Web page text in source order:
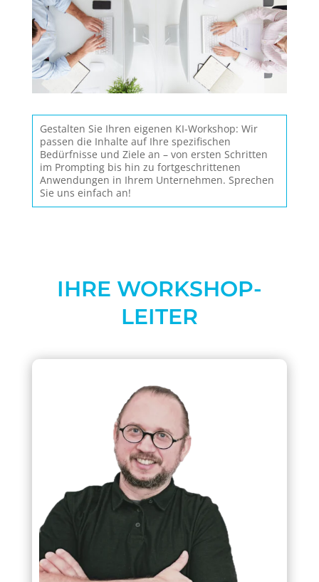
Gestalten Sie Ihren eigenen KI-Workshop: Wir
passen die Inhalte auf Ihre spezifischen
Bedürfnisse und Ziele an – von ersten Schritten
im Prompting bis hin zu fortgeschrittenen
Anwendungen in Ihrem Unternehmen. Sprechen
Sie uns einfach an!
IHRE WORKSHOP-
LEITER